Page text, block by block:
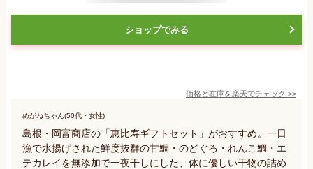
ショップでみる
価格と在庫を楽天でチェック >>
めがねちゃん(50代・女性)
島根・岡富商店の「恵比寿ギフトセット」がおすすめ。一日
漁で水揚げされた鮮度抜群の甘鯛・のどぐろ・れんこ鯛・エ
テカレイを無添加で一夜干しにした、体に優しい干物の詰め